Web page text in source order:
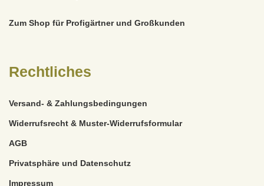
Zum Shop für Profigärtner und Großkunden
Rechtliches
Versand- & Zahlungsbedingungen
Widerrufsrecht & Muster-Widerrufsformular
AGB
Privatsphäre und Datenschutz
Impressum